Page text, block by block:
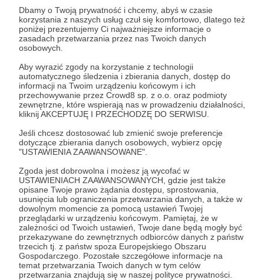
Dbamy o Twoją prywatność i chcemy, abyś w czasie
korzystania z naszych usług czuł się komfortowo, dlatego też
poniżej prezentujemy Ci najważniejsze informacje o
zasadach przetwarzania przez nas Twoich danych
osobowych.
Aby wyrazić zgody na korzystanie z technologii
automatycznego śledzenia i zbierania danych, dostęp do
informacji na Twoim urządzeniu końcowym i ich
przechowywanie przez Crowd8 sp. z o.o. oraz podmioty
zewnętrzne, które wspierają nas w prowadzeniu działalności,
kliknij AKCEPTUJĘ I PRZECHODZĘ DO SERWISU.
Jeśli chcesz dostosować lub zmienić swoje preferencje
dotyczące zbierania danych osobowych, wybierz opcję
"USTAWIENIA ZAAWANSOWANE".
Zgoda jest dobrowolna i możesz ją wycofać w
USTAWIENIACH ZAAWANSOWANYCH, gdzie jest także
opisane Twoje prawo żądania dostępu, sprostowania,
usunięcia lub ograniczenia przetwarzania danych, a także w
dowolnym momencie za pomocą ustawień Twojej
przeglądarki w urządzeniu końcowym. Pamiętaj, że w
zależności od Twoich ustawień, Twoje dane będą mogły być
przekazywane do zewnętrznych odbiorców danych z państw
trzecich tj. z państw spoza Europejskiego Obszaru
Gospodarczego. Pozostałe szczegółowe informacje na
temat przetwarzania Twoich danych w tym celów
przetwarzania znajdują się w naszej polityce prywatności.
Pamiętacie „Zabójczy żart”? To jest kiepski żart.
batman joker dc comics +4
Dołącz do grona Patronów!
Wesprzyj działalność AutoraMagazyn Kreski
teraz!
Zostań Patronem